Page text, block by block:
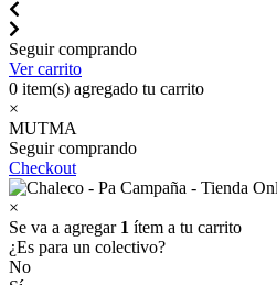
Seguir comprando
Ver carrito
0 item(s) agregado tu carrito
×
MUTMA
Seguir comprando
Checkout
×
Se va a agregar 1 ítem a tu carrito
¿Es para un colectivo?
No